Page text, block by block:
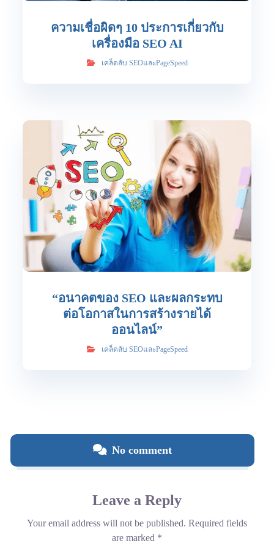
ความเชื่อผิดๆ 10 ประการเกี่ยวกับ
เครื่องมือ SEO AI
เคล็ดลับ SEOและPageSpeed
“อนาคตของ SEO และผลกระทบ
ต่อโอกาสในการสร้างรายได้
ออนไลน์”
เคล็ดลับ SEOและPageSpeed
No comment
Leave a Reply
Your email address will not be published. Required fields
are marked *